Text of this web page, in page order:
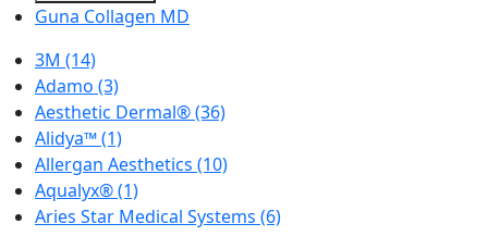
Guna Collagen MD
3M (14)
Adamo (3)
Aesthetic Dermal®(36)
Alidya™(1)
Allergan Aesthetics (10)
Aqualyx®(1)
Aries Star Medical Systems (6)